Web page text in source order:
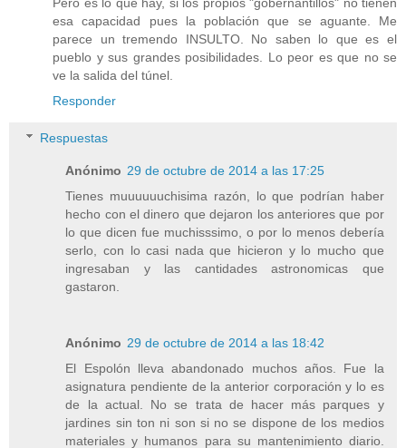
esa capacidad pues la población que se aguante. Me
parece un tremendo INSULTO. No saben lo que es el
pueblo y sus grandes posibilidades. Lo peor es que no se
ve la salida del túnel.
Responder
Respuestas
Anónimo 29 de octubre de 2014 a las 17:25
Tienes muuuuuuchisima razón, lo que podrían haber
hecho con el dinero que dejaron los anteriores que por
lo que dicen fue muchisssimo, o por lo menos debería
serlo, con lo casi nada que hicieron y lo mucho que
ingresaban y las cantidades astronomicas que
gastaron.
Anónimo 29 de octubre de 2014 a las 18:42
El Espolón lleva abandonado muchos años. Fue la
asignatura pendiente de la anterior corporación y lo es
de la actual. No se trata de hacer más parques y
jardines sin ton ni son si no se dispone de los medios
materiales y humanos para su mantenimiento diario.